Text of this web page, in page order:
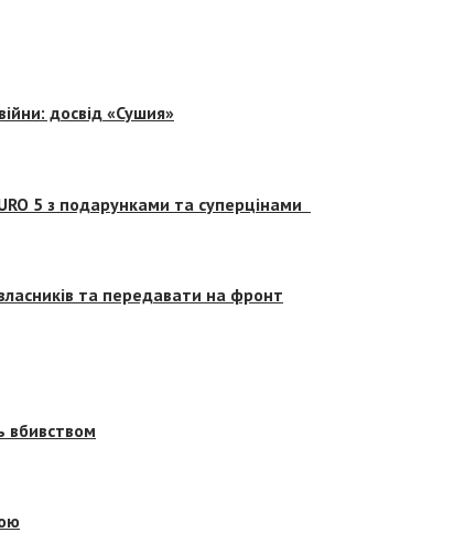
досвід «Сушия»
5 з подарунками та суперцінами
та передавати на фронт
вбивством